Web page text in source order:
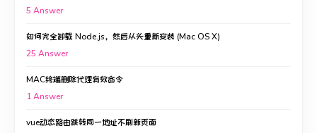
5 Answer
如何完全卸载 Node.js，然后从头重新安装 (Mac OS X)
25 Answer
MAC终端删除代理有效命令
1Answer
vue动态路由跳转同一地址不刷新页面